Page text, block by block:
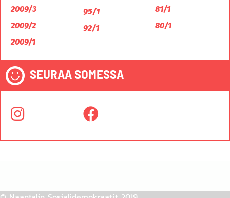
2009/3
2009/2
2009/1
95/1
92/1
81/1
80/1
SEURAA SOMESSA